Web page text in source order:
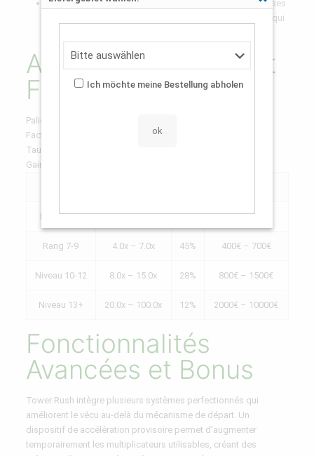
Tirer parti de les modes de formation :
Testez diverses
méthodes sans aléa économique pour déterminer celle qui
Analyse des Tours et
Facteurs
Palier de Étage
Facteur
Taux de Succès
Gain Potentiel (100€ pariés)
Niveau 4-6 2.0x – 3.5x 68% 200€ – 350€
Rang 7-9 4.0x – 7.0x 45% 400€ – 700€
Niveau 10-12 8.0x – 15.0x 28% 800€ – 1500€
Niveau 13+ 20.0x – 100.0x 12% 2000€ – 10000€
Fonctionnalités
Avancées et Bonus
Tower Rush intègre plusieurs systèmes perfectionnés qui
améliorent le vécu au-delà du mécanisme de départ. Un
dispositif de accélération provisoire permet d’augmenter
temporairement les multiplicateurs utilisables, créant des
Schließen
Ich möchte meine Bestellung abholen